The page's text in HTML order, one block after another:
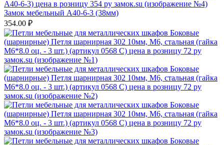
Замок мебельный A40-6-3 (38мм)
354.00 ₽